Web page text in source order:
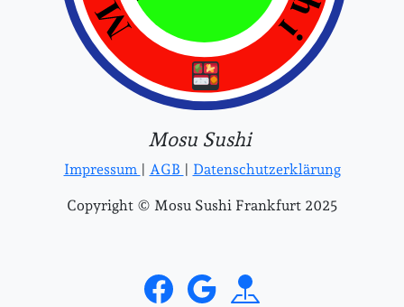
Mosu Sushi
Impressum | AGB | Datenschutzerklärung
Copyright © Mosu Sushi Frankfurt 2025